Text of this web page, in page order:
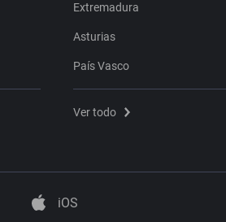
Extremadura
Asturias
País Vasco
Ver todo
iOS